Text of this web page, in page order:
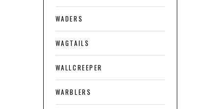
WADERS
WAGTAILS
WALLCREEPER
WARBLERS